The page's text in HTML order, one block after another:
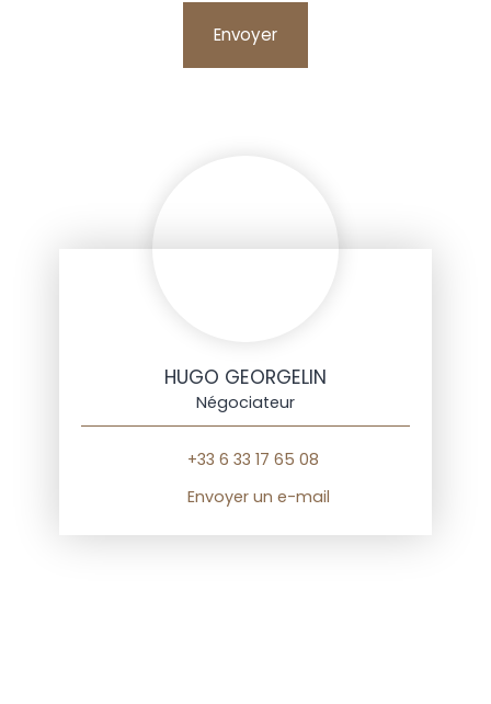
Envoyer
HUGO GEORGELIN
Négociateur
+33 6 33 17 65 08
Envoyer un e-mail